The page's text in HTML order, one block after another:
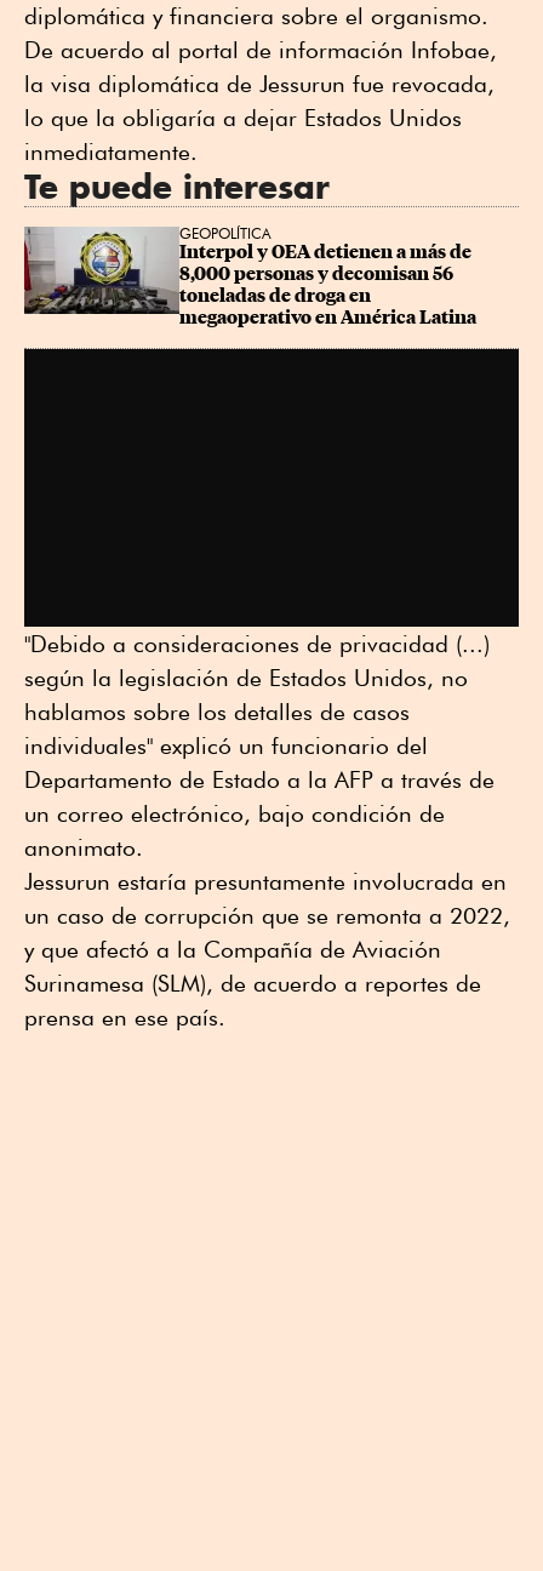
diplomática y financiera sobre el organismo.
De acuerdo al portal de información Infobae,
la visa diplomática de Jessurun fue revocada,
lo que la obligaría a dejar Estados Unidos
inmediatamente.
Te puede interesar
GEOPOLÍTICA
Interpol y OEA detienen a más de
8,000 personas y decomisan 56
toneladas de droga en
megaoperativo en América Latina
"Debido a consideraciones de privacidad (...)
según la legislación de Estados Unidos, no
hablamos sobre los detalles de casos
individuales" explicó un funcionario del
Departamento de Estado a la AFP a través de
un correo electrónico, bajo condición de
anonimato.
Jessurun estaría presuntamente involucrada en
un caso de corrupción que se remonta a 2022,
y que afectó a la Compañía de Aviación
Surinamesa (SLM), de acuerdo a reportes de
prensa en ese país.